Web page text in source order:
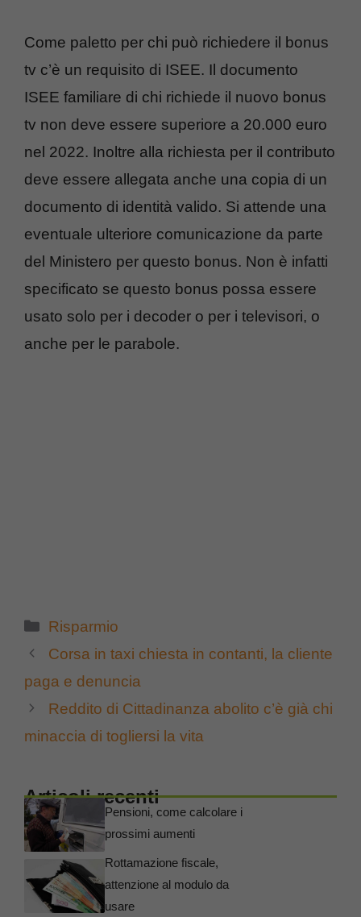
Come paletto per chi può richiedere il bonus
tv c’è un requisito di ISEE. Il documento
ISEE familiare di chi richiede il nuovo bonus
tv non deve essere superiore a 20.000 euro
nel 2022. Inoltre alla richiesta per il contributo
deve essere allegata anche una copia di un
documento di identità valido. Si attende una
eventuale ulteriore comunicazione da parte
del Ministero per questo bonus. Non è infatti
specificato se questo bonus possa essere
usato solo per i decoder o per i televisori, o
anche per le parabole.
Categorie
Risparmio
Corsa in taxi chiesta in contanti, la cliente
paga e denuncia
Reddito di Cittadinanza abolito c’è già chi
minaccia di togliersi la vita
Articoli recenti
Pensioni, come calcolare i
prossimi aumenti
Rottamazione fiscale,
attenzione al modulo da
usare